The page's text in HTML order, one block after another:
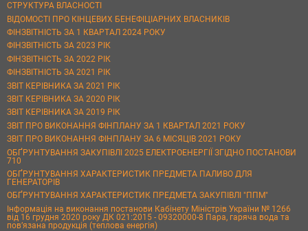
СТРУКТУРА ВЛАСНОСТІ
ВІДОМОСТІ ПРО КІНЦЕВИХ БЕНЕФІЦІАРНИХ ВЛАСНИКІВ
ФІНЗВІТНІСТЬ ЗА 1 КВАРТАЛ 2024 РОКУ
ФІНЗВІТНІСТЬ ЗА 2023 РІК
ФІНЗВІТНІСТЬ ЗА 2022 РІК
ФІНЗВІТНІСТЬ ЗА 2021 РІК
ЗВІТ КЕРІВНИКА ЗА 2021 РІК
ЗВІТ КЕРІВНИКА ЗА 2020 РІК
ЗВІТ КЕРІВНИКА ЗА 2019 РІК
ЗВІТ ПРО ВИКОНАННЯ ФІНПЛАНУ ЗА 1 КВАРТАЛ 2021 РОКУ
ЗВІТ ПРО ВИКОНАННЯ ФІНПЛАНУ ЗА 6 МІСЯЦІВ 2021 РОКУ
ОБҐРУНТУВАННЯ ЗАКУПІВЛІ 2025 ЕЛЕКТРОЕНЕРГІЇ ЗГІДНО ПОСТАНОВИ
710
ОБҐРУНТУВАННЯ ХАРАКТЕРИСТИК ПРЕДМЕТА ПАЛИВО ДЛЯ
ГЕНЕРАТОРІВ
ОБҐРУНТУВАННЯ ХАРАКТЕРИСТИК ПРЕДМЕТА ЗАКУПІВЛІ "ППМ"
Інформація на виконання постанови Кабінету Міністрів України № 1266
від 16 грудня 2020 року ДК 021:2015 - 09320000-8 Пара, гаряча вода та
пов’язана продукція (теплова енергія)